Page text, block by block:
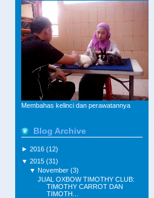
Membahas kelinci dan perawatannya
Blog Archive
► 2016 (12)
▼ 2015 (31)
▼ November (3)
JUAL OXBOW TIMOTHY CLUB:
TIMOTHY CARROT DAN
TIMOTH...